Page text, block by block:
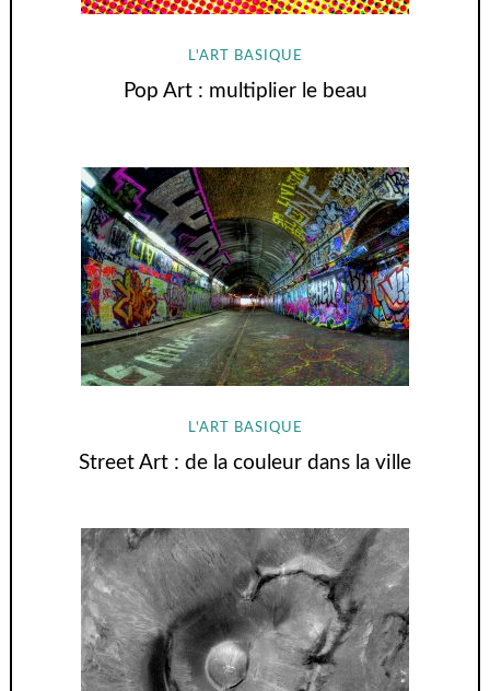
L'ART BASIQUE
Pop Art : multiplier le beau
L'ART BASIQUE
Street Art : de la couleur dans la ville